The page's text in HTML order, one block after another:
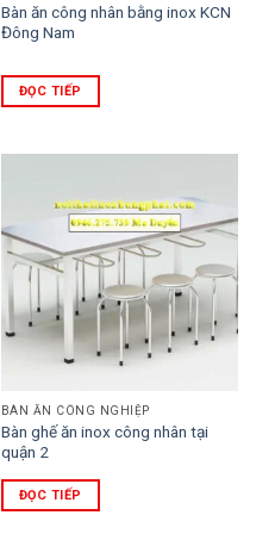
Bàn ăn công nhân bằng inox KCN
Đông Nam
ĐỌC TIẾP
BÀN ĂN CÔNG NGHIỆP
Bàn ghế ăn inox công nhân tại
quận 2
ĐỌC TIẾP